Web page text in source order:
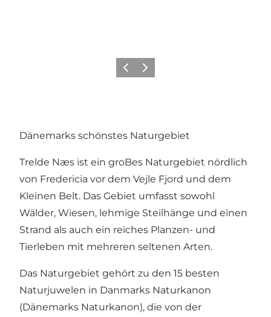
Vorherige Folie
Nächste Folie
Dänemarks schönstes Naturgebiet
Trelde Næs ist ein groBes Naturgebiet nördlich
von Fredericia vor dem Vejle Fjord und dem
Kleinen Belt. Das Gebiet umfasst sowohl
Wälder, Wiesen, lehmige Steilhänge und einen
Strand als auch ein reiches Planzen- und
Tierleben mit mehreren seltenen Arten.
Das Naturgebiet gehört zu den 15 besten
Naturjuwelen in Danmarks Naturkanon
(Dänemarks Naturkanon), die von der